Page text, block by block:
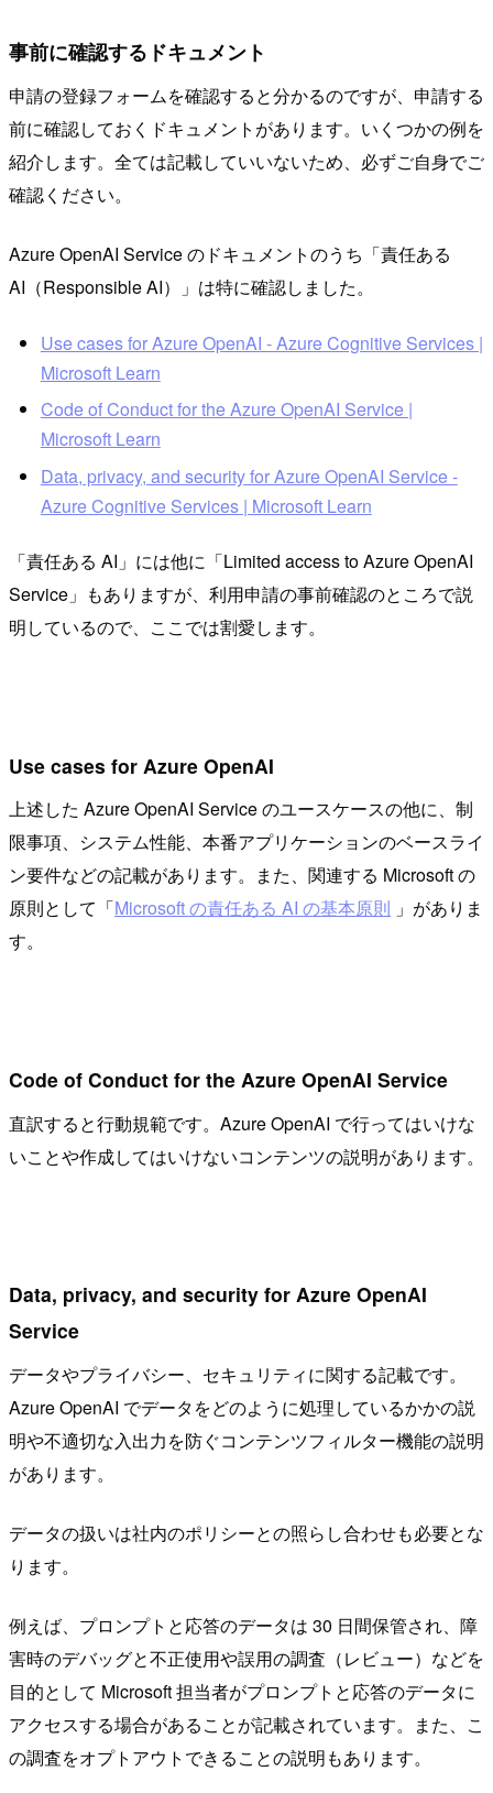
事前に確認するドキュメント
申請の登録フォームを確認すると分かるのですが、申請する
前に確認しておくドキュメントがあります。いくつかの例を
紹介します。全ては記載していいないため、必ずご自身でご
確認ください。
Azure OpenAI Service のドキュメントのうち「責任ある
AI（Responsible AI）」は特に確認しました。
Use cases for Azure OpenAI - Azure Cognitive Services |
Microsoft Learn
Code of Conduct for the Azure OpenAI Service |
Microsoft Learn
Data, privacy, and security for Azure OpenAI Service -
Azure Cognitive Services | Microsoft Learn
「責任ある AI」には他に「Limited access to Azure OpenAI
Service」もありますが、利用申請の事前確認のところで説
明しているので、ここでは割愛します。
Use cases for Azure OpenAI
上述した Azure OpenAI Service のユースケースの他に、制
限事項、システム性能、本番アプリケーションのベースライ
ン要件などの記載があります。また、関連する Microsoft の
原則として「Microsoft の責任ある AI の基本原則 」がありま
す。
Code of Conduct for the Azure OpenAI Service
直訳すると行動規範です。Azure OpenAI で行ってはいけな
いことや作成してはいけないコンテンツの説明があります。
Data, privacy, and security for Azure OpenAI
Service
データやプライバシー、セキュリティに関する記載です。
Azure OpenAI でデータをどのように処理しているかかの説
明や不適切な入出力を防ぐコンテンツフィルター機能の説明
があります。
データの扱いは社内のポリシーとの照らし合わせも必要とな
ります。
例えば、プロンプトと応答のデータは 30 日間保管され、障
害時のデバッグと不正使用や誤用の調査（レビュー）などを
目的として Microsoft 担当者がプロンプトと応答のデータに
アクセスする場合があることが記載されています。また、こ
の調査をオプトアウトできることの説明もあります。